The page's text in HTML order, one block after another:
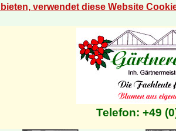
verwendet diese Website
Telefon: +49